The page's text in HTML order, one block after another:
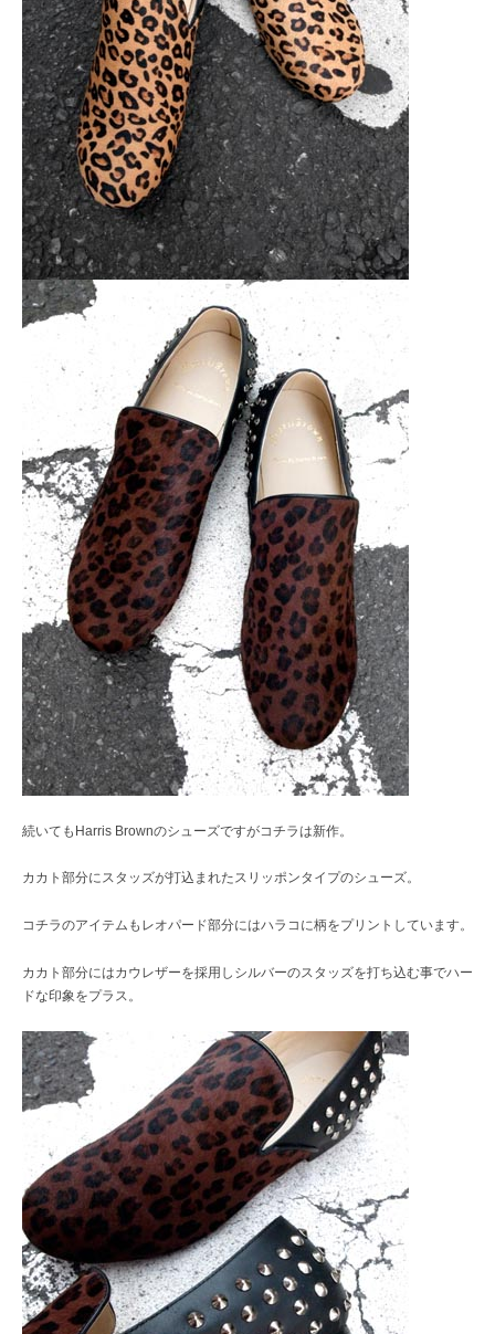
続いてもHarris Brownのシューズですがコチラは新作。
カカト部分にスタッズが打込まれたスリッポンタイプのシューズ。
コチラのアイテムもレオパード部分にはハラコに柄をプリントしています。
カカト部分にはカウレザーを採用しシルバーのスタッズを打ち込む事でハー
ドな印象をプラス。